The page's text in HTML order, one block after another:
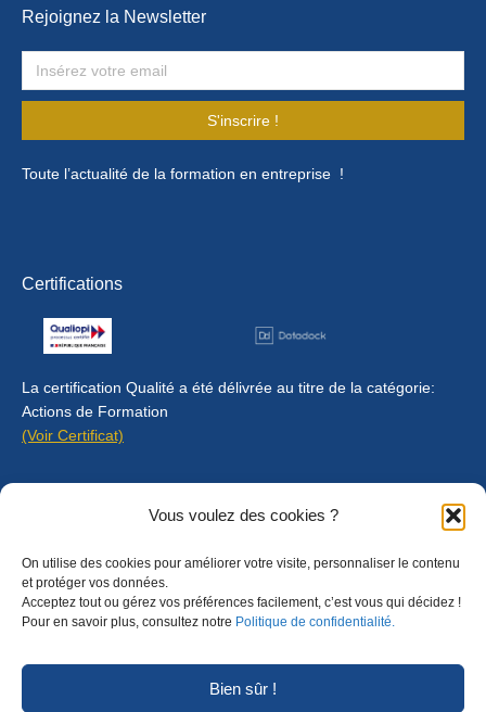
Vous voulez des cookies ?
On utilise des cookies pour améliorer votre visite, personnaliser le contenu
et protéger vos données.
Acceptez tout ou gérez vos préférences facilement, c’est vous qui décidez !
Pour en savoir plus, consultez notre Politique de confidentialité.
Bien sûr !
Rejoignez la Newsletter
S'inscrire !
Toute l’actualité de la formation en entreprise !
Certifications
La certification Qualité a été délivrée au titre de la catégorie:
Actions de Formation
(Voir Certificat)
Règlement intérieur
CGU
CGV